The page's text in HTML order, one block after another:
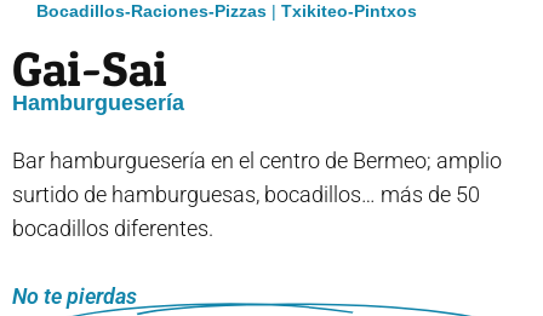
Bocadillos-Raciones-Pizzas | Txikiteo-Pintxos
Gai-Sai
Hamburguesería
Bar hamburguesería en el centro de Bermeo; amplio
surtido de hamburguesas, bocadillos… más de 50
bocadillos diferentes.
No te pierdas